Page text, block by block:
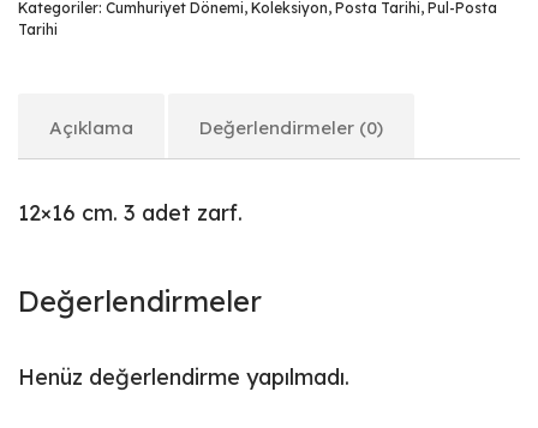
Kategoriler: Cumhuriyet Dönemi, Koleksiyon, Posta Tarihi, Pul-Posta
Tarihi
Açıklama Değerlendirmeler (0)
12×16 cm. 3 adet zarf.
Değerlendirmeler
Henüz değerlendirme yapılmadı.